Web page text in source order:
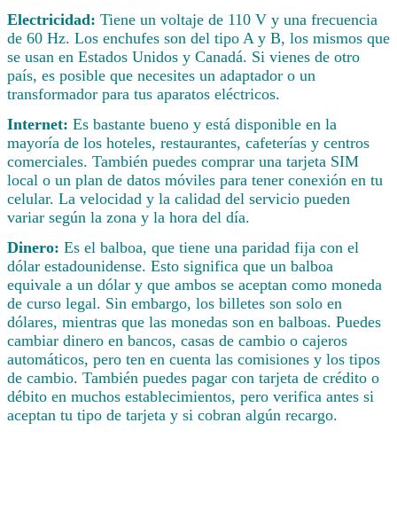
Electricidad: Tiene un voltaje de 110 V y una frecuencia
de 60 Hz. Los enchufes son del tipo A y B, los mismos que
se usan en Estados Unidos y Canadá. Si vienes de otro
país, es posible que necesites un adaptador o un
transformador para tus aparatos eléctricos.
Internet: Es bastante bueno y está disponible en la
mayoría de los hoteles, restaurantes, cafeterías y centros
comerciales. También puedes comprar una tarjeta SIM
local o un plan de datos móviles para tener conexión en tu
celular. La velocidad y la calidad del servicio pueden
variar según la zona y la hora del día.
Dinero: Es el balboa, que tiene una paridad fija con el
dólar estadounidense. Esto significa que un balboa
equivale a un dólar y que ambos se aceptan como moneda
de curso legal. Sin embargo, los billetes son solo en
dólares, mientras que las monedas son en balboas. Puedes
cambiar dinero en bancos, casas de cambio o cajeros
automáticos, pero ten en cuenta las comisiones y los tipos
de cambio. También puedes pagar con tarjeta de crédito o
débito en muchos establecimientos, pero verifica antes si
aceptan tu tipo de tarjeta y si cobran algún recargo.